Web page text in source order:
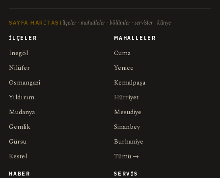
SAYFA HARITASI ilçeler · mahalleler · bölümler · servisler · künye
İLÇELER
İnegöl
Nilüfer
Osmangazi
Yıldırım
Mudanya
Gemlik
Gürsu
Kestel
MAHALLELER
Cuma
Yenice
Kemalpaşa
Hürriyet
Mesudiye
Sinanbey
Burhaniye
Tümü →
HABER SERVIS